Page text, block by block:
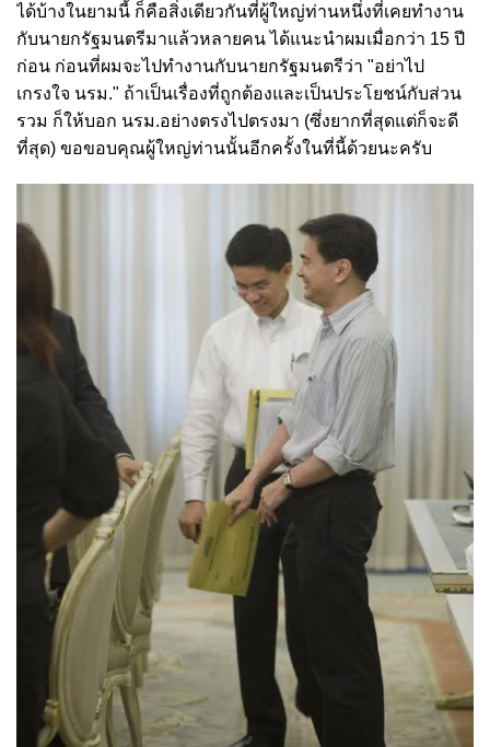
ได้บ้างในยามนี้ ก็คือสิ่งเดียวกันที่ผู้ใหญ่ท่านหนึ่งที่เคยทำงาน
กับนายกรัฐมนตรีมาแล้วหลายคน ได้แนะนำผมเมื่อกว่า 15 ปี
ก่อน ก่อนที่ผมจะไปทำงานกับนายกรัฐมนตรีว่า "อย่าไป
เกรงใจ นรม." ถ้าเป็นเรื่องที่ถูกต้องและเป็นประโยชน์กับส่วน
รวม ก็ให้บอก นรม.อย่างตรงไปตรงมา (ซึ่งยากที่สุดแต่ก็จะดี
ที่สุด) ขอขอบคุณผู้ใหญ่ท่านนั้นอีกครั้งในที่นี้ด้วยนะครับ